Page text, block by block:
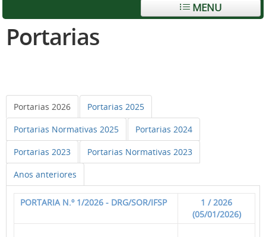
MENU
Portarias
Portarias 2026
Portarias 2025
Portarias Normativas 2025
Portarias 2024
Portarias 2023
Portarias Normativas 2023
Anos anteriores
PORTARIA N.º 1/2026 - DRG/SOR/IFSP
1 / 2026
(05/01/2026)